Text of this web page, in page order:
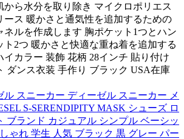
から水分を取り除き マイクロポリエス
ース 暖かさと通気性を追加するための
ネルを作成します 胸ポケット1つとハン
ト2つ 暖かさと快適な重ね着を追加する
イカラー 装飾 花柄 28インチ 貼り付け
ダンス衣装 手作り ブラック USA在庫
ル スニーカー ディーゼル スニーカー メ
S-SERENDIPITY MASK シューズ ロ
ブランド カジュアル シンプル ベーシッ
ゃれ 学生 人気 ブラック 黒 グレー パー